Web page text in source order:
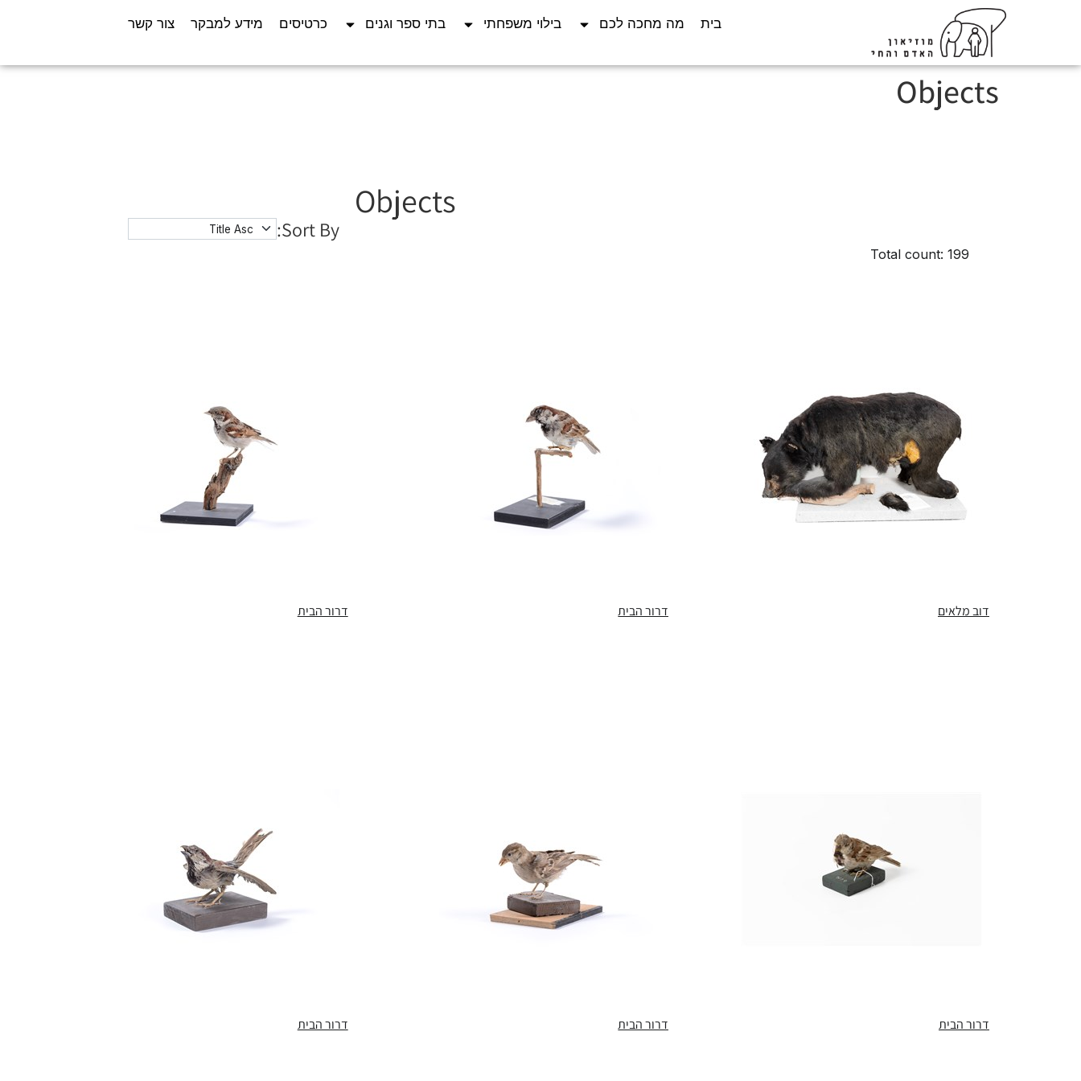
בית מה מחכה לכם בילוי משפחתי בתי ספר וגנים כרטיסים מידע למבקר צור קשר
Objects
Objects
Total count: 199
Sort By:
דוב מלאים דרור הבית דרור הבית
דרור הבית דרור הבית דרור הבית